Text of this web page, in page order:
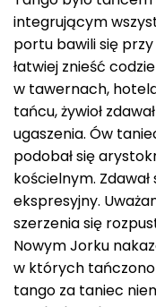
integrującym
portu bawili się
łatwiej znieść
w tawernach,
tańcu, żywioł
ugaszenia. Ów
podobał się
kościelnym.
ekspresyjny.
szerzenia się
Nowym Jorku
w których
tango za taniec